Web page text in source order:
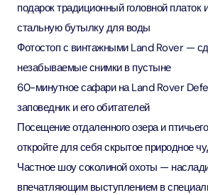
подарок традиционный головной платок
стальную бутылку для воды
Фотостоп с винтажными Land Rover —
незабываемые снимки в пустыне
60-минутное сафари на Land Rover
заповедник и его обитателей
Посещение отдаленного озера и
откройте для себя скрытое природное
Частное шоу соколиной охоты —
впечатляющим выступлением в